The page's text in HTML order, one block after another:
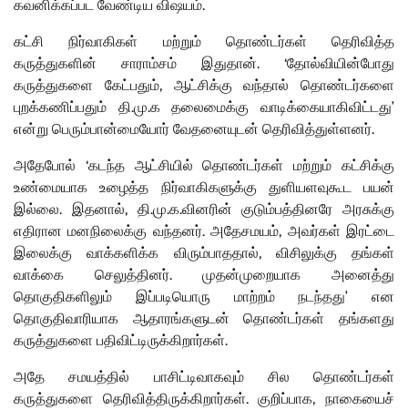
கவனிக்கப்பட வேண்டிய விஷயம்.
கட்சி நிர்வாகிகள் மற்றும் தொண்டர்கள் தெரிவித்த
கருத்துகளின் சாராம்சம் இதுதான். ‘தோல்வியின்போது
கருத்துகளை கேட்பதும், ஆட்சிக்கு வந்தால் தொண்டர்களை
புறக்கணிப்பதும் தி.மு.க தலைமைக்கு வாடிக்கையாகிவிட்டது’
என்று பெரும்பான்மையோர் வேதனையுடன் தெரிவித்துள்ளனர்.
அதேபோல் ‘கடந்த ஆட்சியில் தொண்டர்கள் மற்றும் கட்சிக்கு
உண்மையாக உழைத்த நிர்வாகிகளுக்கு துளியளவுகூட பயன்
இல்லை. இதனால், தி.மு.க.வினரின் குடும்பத்தினரே அரசுக்கு
எதிரான மனநிலைக்கு வந்தனர். அதேசமயம், அவர்கள் இரட்டை
இலைக்கு வாக்களிக்க விரும்பாததால், விசிலுக்கு தங்கள்
வாக்கை செலுத்தினர். முதன்முறையாக அனைத்து
தொகுதிகளிலும் இப்படியொரு மாற்றம் நடந்தது’ என
தொகுதிவாரியாக ஆதாரங்களுடன் தொண்டர்கள் தங்களது
கருத்துகளை பதிவிட்டிருக்கிறார்கள்.
அதே சமயத்தில் பாசிட்டிவாகவும் சில தொண்டர்கள்
கருத்துகளை தெரிவித்திருக்கிறார்கள். குறிப்பாக, நாகையைச்